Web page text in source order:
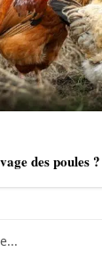
des poules ?